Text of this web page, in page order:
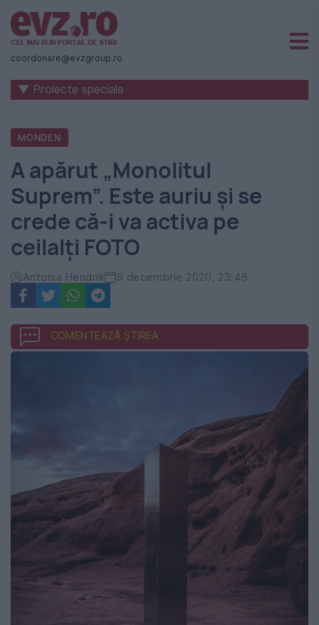
Știri
naționale
internaționale
România
-
Evenimentul
Zilei
coordonare@evzgroup.ro
▼ Proiecte speciale
MONDEN
A apărut „Monolitul
Suprem”. Este auriu şi se
crede că-i va activa pe
ceilalţi FOTO
Antonia Hendrik 9 decembrie 2020, 23:46
COMENTEAZĂ ȘTIREA